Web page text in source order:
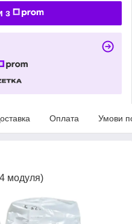
з
Оплата Умови
модуля)